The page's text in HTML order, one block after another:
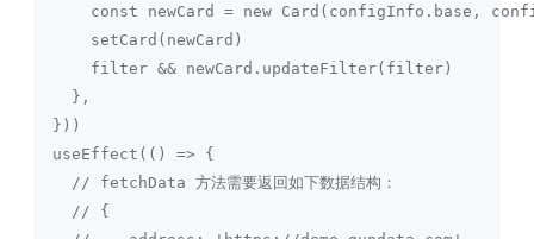
const newCard = new Card(configInfo.base,
setCard(newCard)
filter && newCard.updateFilter(filter)
},
}))
useEffect(() => {
// fetchData 方法需要返回如下数据结构：
// {